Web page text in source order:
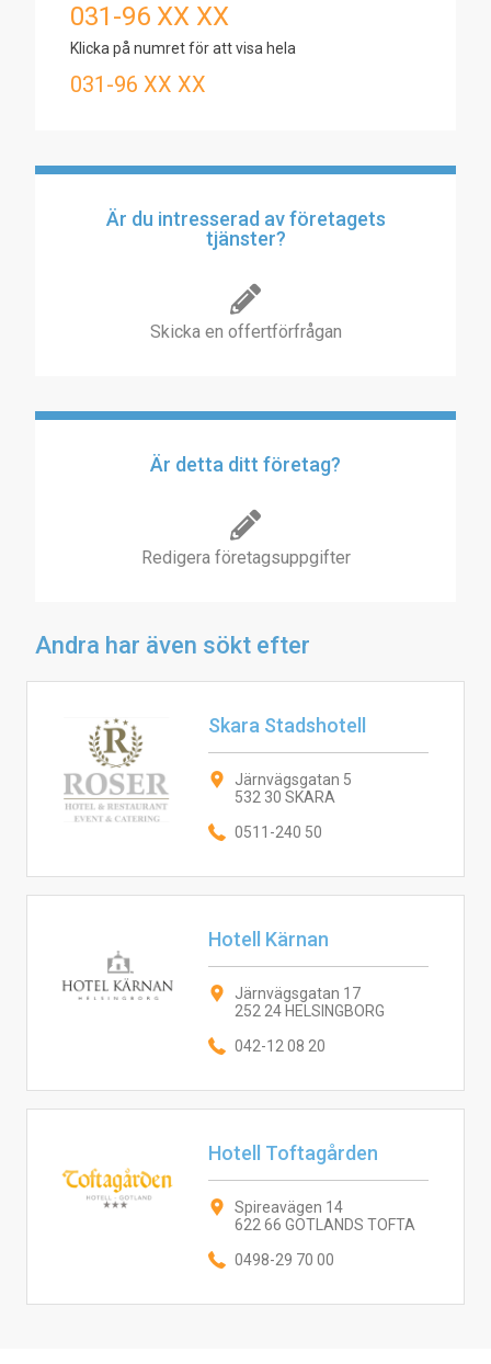
031-96 XX XX
Klicka på numret för att visa hela
031-96 XX XX
Är du intresserad av företagets
tjänster?
Skicka en offertförfrågan
Är detta ditt företag?
Redigera företagsuppgifter
Andra har även sökt efter
Skara Stadshotell
Järnvägsgatan 5
532 30 SKARA
0511-240 50
Hotell Kärnan
Järnvägsgatan 17
252 24 HELSINGBORG
042-12 08 20
Hotell Toftagården
Spireavägen 14
622 66 GOTLANDS TOFTA
0498-29 70 00